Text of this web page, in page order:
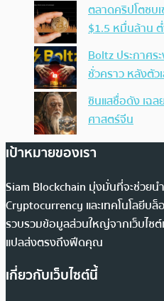
ตลาดคริปโตซบ
$1.5 หมื่นล้าน
Boltz ประกาศร
ชั่วคราว หลังตัว
ซินแสชื่อดัง เฉล
ศาสตร์จีน
เป้าหมายของเรา
Siam Blockchain มุ่งมั่นที่จะช่วยน
Cryptocurrency และเทคโนโลยีบ
รวบรวมข้อมูลส่วนใหญ่จากเว็บไซต์
แปลส่งตรงถึงฟีดคุณ
เกี่ยวกับเว็บไซต์นี้